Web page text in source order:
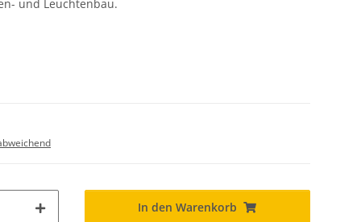
und Leuchtenbau.
In den Warenkorb